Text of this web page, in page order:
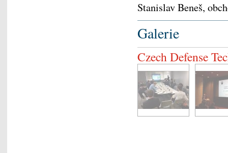
Stanislav Beneš,
Galerie
Czech Defense